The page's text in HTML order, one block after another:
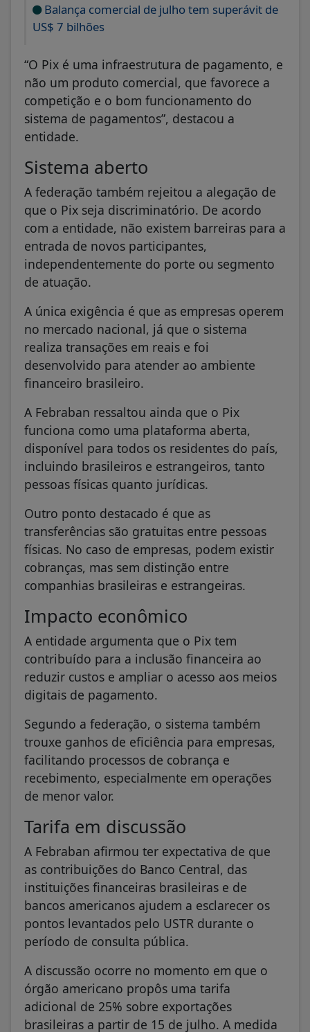
Balança comercial de julho tem superávit de
US$ 7 bilhões
“O Pix é uma infraestrutura de pagamento, e
não um produto comercial, que favorece a
competição e o bom funcionamento do
sistema de pagamentos”, destacou a
entidade.
Sistema aberto
A federação também rejeitou a alegação de
que o Pix seja discriminatório. De acordo
com a entidade, não existem barreiras para a
entrada de novos participantes,
independentemente do porte ou segmento
de atuação.
A única exigência é que as empresas operem
no mercado nacional, já que o sistema
realiza transações em reais e foi
desenvolvido para atender ao ambiente
financeiro brasileiro.
A Febraban ressaltou ainda que o Pix
funciona como uma plataforma aberta,
disponível para todos os residentes do país,
incluindo brasileiros e estrangeiros, tanto
pessoas físicas quanto jurídicas.
Outro ponto destacado é que as
transferências são gratuitas entre pessoas
físicas. No caso de empresas, podem existir
cobranças, mas sem distinção entre
companhias brasileiras e estrangeiras.
Impacto econômico
A entidade argumenta que o Pix tem
contribuído para a inclusão financeira ao
reduzir custos e ampliar o acesso aos meios
digitais de pagamento.
Segundo a federação, o sistema também
trouxe ganhos de eficiência para empresas,
facilitando processos de cobrança e
recebimento, especialmente em operações
de menor valor.
Tarifa em discussão
A Febraban afirmou ter expectativa de que
as contribuições do Banco Central, das
instituições financeiras brasileiras e de
bancos americanos ajudem a esclarecer os
pontos levantados pelo USTR durante o
período de consulta pública.
A discussão ocorre no momento em que o
órgão americano propôs uma tarifa
adicional de 25% sobre exportações
brasileiras a partir de 15 de julho. A medida